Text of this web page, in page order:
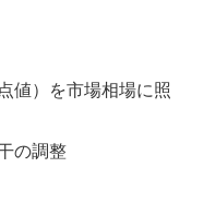
値）を市場相場に照
の調整